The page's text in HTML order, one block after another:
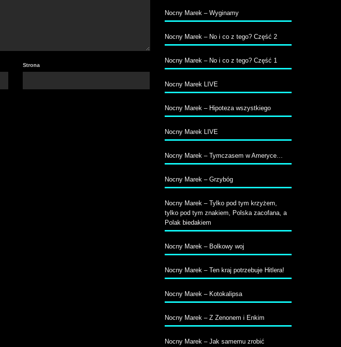
Strona
Nocny Marek – Wyginamy
Nocny Marek – No i co z tego? Część 2
Nocny Marek – No i co z tego? Część 1
Nocny Marek LIVE
Nocny Marek – Hipoteza wszystkiego
Nocny Marek LIVE
Nocny Marek – Tymczasem w Ameryce…
Nocny Marek – Grzybóg
Nocny Marek – Tylko pod tym krzyżem,
tylko pod tym znakiem, Polska zacofana, a
Polak biedakiem
Nocny Marek – Bolkowy woj
Nocny Marek – Ten kraj potrzebuje Hitlera!
Nocny Marek – Kotokalipsa
Nocny Marek – Z Zenonem i Enkim
Nocny Marek – Jak samemu zrobić